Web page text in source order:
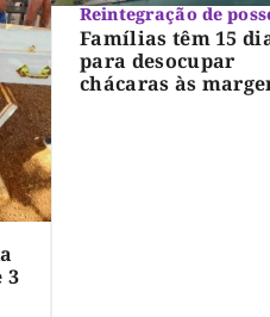
3
Reintegração de
Famílias têm 15
para desocupar
chácaras às